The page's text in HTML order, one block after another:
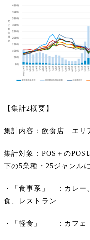
【集計2概要】
集計内容：飲食店 エリ
集計対象：POS＋の
下の5業種・25ジャンル
・「食事系」 ：カレー
食、レストラン
・「軽食」 ：カフェ